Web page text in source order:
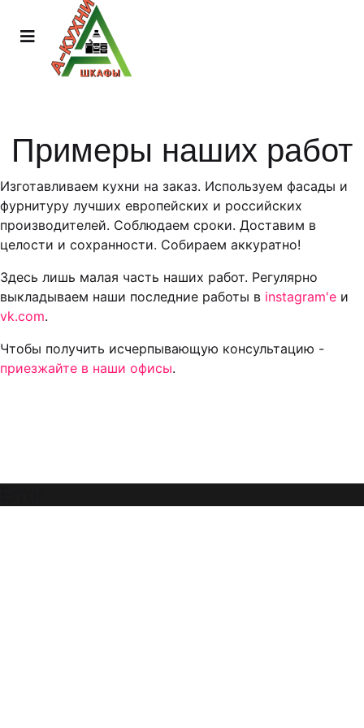
Примеры наших работ
Изготавливаем кухни на заказ. Используем фасады и
фурнитуру лучших европейских и российских
производителей. Соблюдаем сроки. Доставим в
целости и сохранности. Собираем аккуратно!
Здесь лишь малая часть наших работ. Регулярно
выкладываем наши последние работы в instagram'е и
vk.com.
Чтобы получить исчерпывающую консультацию -
приезжайте в наши офисы.